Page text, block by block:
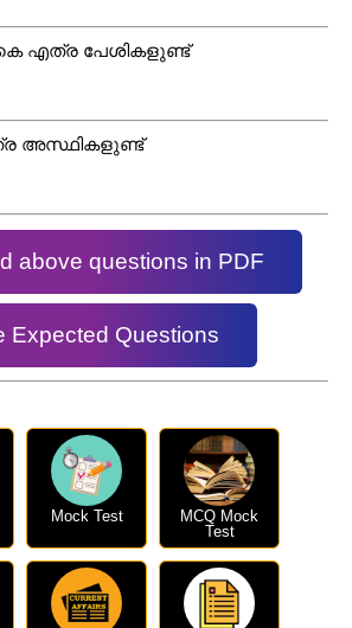
എത്ര പേശികളുണ്ട്
അസ്ഥികളുണ്ട്
above questions in PDF
Expected Questions
Mock Test
MCQ Mock
Test